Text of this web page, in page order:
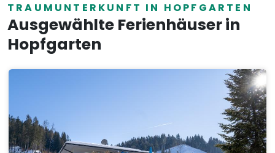
TRAUMUNTERKUNFT IN HOPFGARTEN
Ausgewählte Ferienhäuser in
Hopfgarten